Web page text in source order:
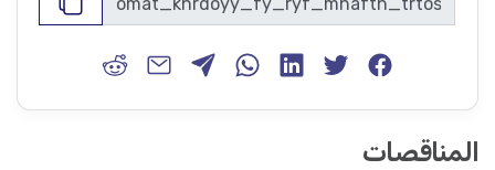
المناقصات